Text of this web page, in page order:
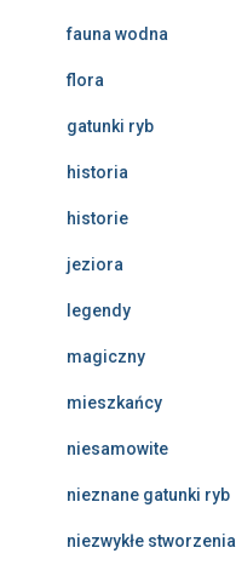
fauna wodna
flora
gatunki ryb
historia
historie
jeziora
legendy
magiczny
mieszkańcy
niesamowite
nieznane gatunki ryb
niezwykłe stworzenia